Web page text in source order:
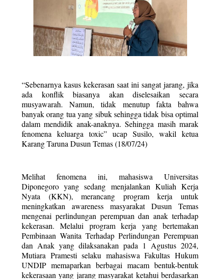
“Sebenarnya kasus kekerasan saat ini sangat jarang, jika
ada konflik biasanya akan diselesaikan secara
musyawarah. Namun, tidak menutup fakta bahwa
banyak orang tua yang sibuk sehingga tidak bisa optimal
dalam mendidik anak-anaknya. Sehingga masih marak
fenomena keluarga toxic” ucap Susilo, wakil ketua
Karang Taruna Dusun Temas (18/07/24)
Melihat fenomena ini, mahasiswa Universitas
Diponegoro yang sedang menjalankan Kuliah Kerja
Nyata (KKN), merancang program kerja untuk
meningkatkan awareness masyarakat Dusun Temas
mengenai perlindungan perempuan dan anak terhadap
kekerasan. Melalui program kerja yang bertemakan
Pembinaan Wanita Terhadap Perlindungan Perempuan
dan Anak yang dilaksanakan pada 1 Agustus 2024,
Mutiara Pramesti selaku mahasiswa Fakultas Hukum
UNDIP memaparkan berbagai macam bentuk-bentuk
kekerasaan yang jarang masyarakat ketahui berdasarkan